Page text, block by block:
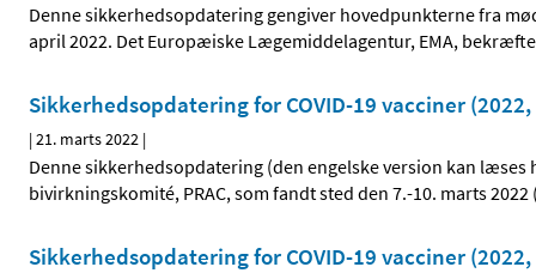
Denne sikkerhedsopdatering gengiver hovedpunkterne fra
april 2022. Det Europæiske Lægemiddelagentur, EMA,
Sikkerhedsopdatering for COVID-19 vacciner (2022,
|21. marts 2022 |
Denne sikkerhedsopdatering (den engelske version kan
bivirkningskomité, PRAC, som fandt sted den 7.-10. marts
Sikkerhedsopdatering for COVID-19 vacciner (2022,